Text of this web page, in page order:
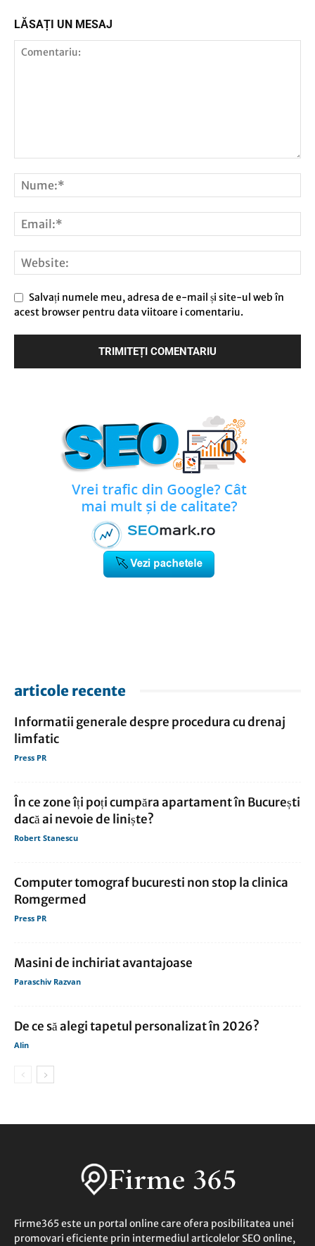
LĂSAȚI UN MESAJ
Salvați numele meu, adresa de e-mail și site-ul web în
acest browser pentru data viitoare i comentariu.
articole recente
Informatii generale despre procedura cu drenaj
limfatic
Press PR
În ce zone îți poți cumpăra apartament în București
dacă ai nevoie de liniște?
Robert Stanescu
Computer tomograf bucuresti non stop la clinica
Romgermed
Press PR
Masini de inchiriat avantajoase
Paraschiv Razvan
De ce să alegi tapetul personalizat în 2026?
Alin
Firme365 este un portal online care ofera posibilitatea unei
promovari eficiente prin intermediul articolelor SEO online,